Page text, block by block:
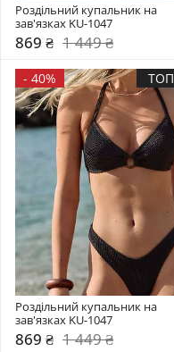
Роздільний купальник на
зав'язках KU-1047
869 ₴ 1 449 ₴
- 40% ТОП
Роздільний купальник на
зав'язках KU-1047
869 ₴ 1 449 ₴